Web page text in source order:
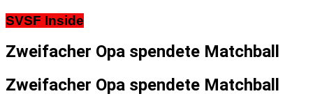
SVSF Inside
Zweifacher Opa spendete Matchball
Zweifacher Opa spendete Matchball